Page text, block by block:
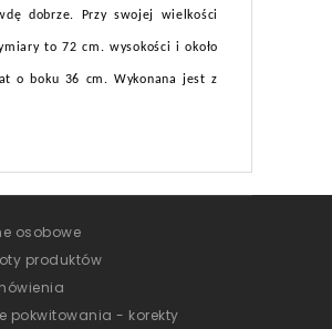
dobrze. Przy swojej wielkości
to 72 cm. wysokości i około
o boku 36 cm. Wykonana jest z
osobowe
produktów
pokwitowania - korekty